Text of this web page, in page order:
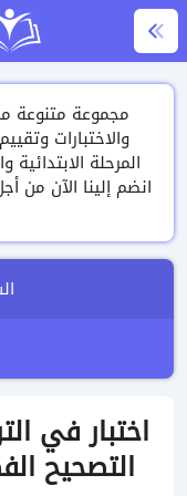
مجموعة متنوعة
المرحلة
انضم إلينا الآن من
التصحيح